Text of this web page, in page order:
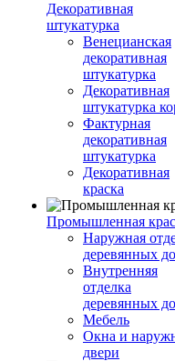
Декоративная
штукатурка
Венецианская
декоративная
штукатурка
Декоративная
штукатурка
Фактурная
декоративная
штукатурка
Декоративная
краска
Промышленная
Наружная
деревянных
Внутренняя
отделка
деревянных
Мебель
Окна и
двери